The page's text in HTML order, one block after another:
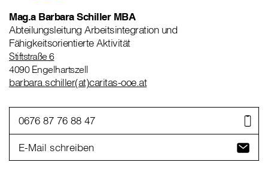
Mag.a Barbara Schiller MBA
Abteilungsleitung Arbeitsintegration und
Fähigkeitsorientierte Aktivität
Stiftstraße 6
4090 Engelhartszell
barbara.schiller(at)caritas-ooe.at
0676 87 76 88 47
E-Mail schreiben